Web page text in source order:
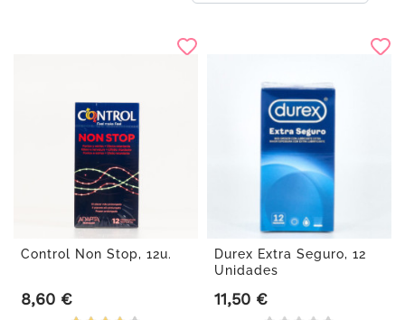
Control Non Stop, 12u.
Precio
8,60 €
Durex Extra Seguro, 12
Unidades
Precio
11,50 €